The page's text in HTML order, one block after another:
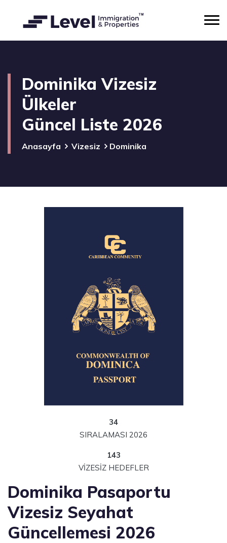
Dominika Vizesiz
Ülkeler
Güncel Liste 2026
Anasayfa Vizesiz Dominika
34
SIRALAMASI 2026
143
VİZESİZ HEDEFLER
Dominika Pasaportu
Vizesiz Seyahat
Güncellemesi 2026